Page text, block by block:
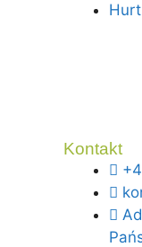
Hurt
Kontakt